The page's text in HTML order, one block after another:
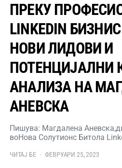
ПРЕКУ
LINKEDIN
НОВИ ЛИДОВИ И
ПОТЕНЦИЈАЛНИ
АНАЛИЗА НА
АНЕВСКА
Пишува: Магдалена
воНова Солутионс Битола
ЧИТАЈ БЕ ФЕВРУАРИ 25, 2023